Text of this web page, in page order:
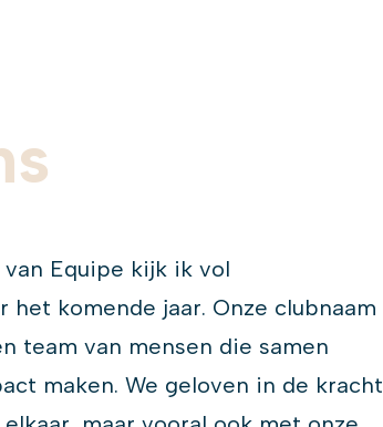
Equipe kijk ik vol
het komende jaar. Onze clubnaam
team van mensen die samen
maken. We geloven in de kracht